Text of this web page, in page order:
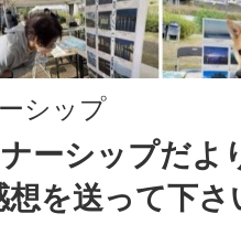
シップ
ーシップだよ
想を送って下さ
導入を